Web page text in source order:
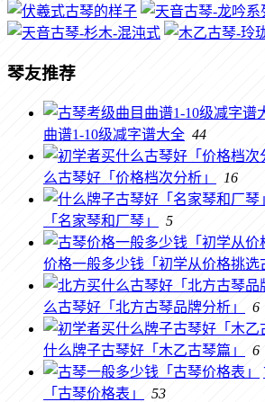
琴友推荐
曲谱1-10级减字谱大全 44
么古琴好「价格档次分析」
16
「名家琴和厂琴」
5
价格一般多少钱「初学从价格挑选
么古琴好「北方古琴品牌分析」
6
什么牌子古琴好「木乙古琴篇」
6
「古琴价格表」
53